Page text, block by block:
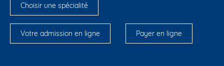
Choisir une spécialité
Votre admission en ligne Payer en ligne